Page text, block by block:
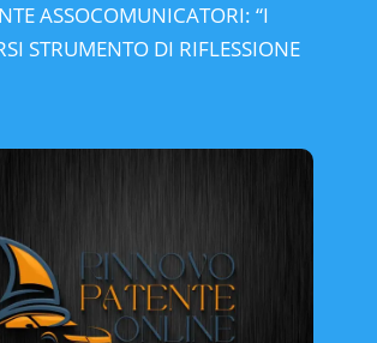
ASSOCOMUNICATORI: “I
STRUMENTO DI RIFLESSIONE